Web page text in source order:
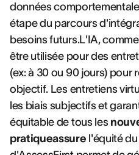
données
étape du parcours
besoins futurs.L'IA,
être utilisée pour des
(ex: à 30 ou 90 jours) pour
objectif. Les entretiens
les biais subjectifs et
équitable de tous les
pratiqueassure l'équité